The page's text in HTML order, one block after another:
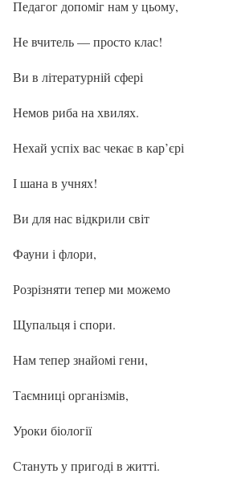
Педагог допоміг нам у цьому,
Не вчитель — просто клас!
Ви в літературній сфері
Немов риба на хвилях.
Нехай успіх вас чекає в кар’єрі
І шана в учнях!
Ви для нас відкрили світ
Фауни і флори,
Розрізняти тепер ми можемо
Щупальця і спори.
Нам тепер знайомі гени,
Таємниці організмів,
Уроки біології
Стануть у пригоді в житті.